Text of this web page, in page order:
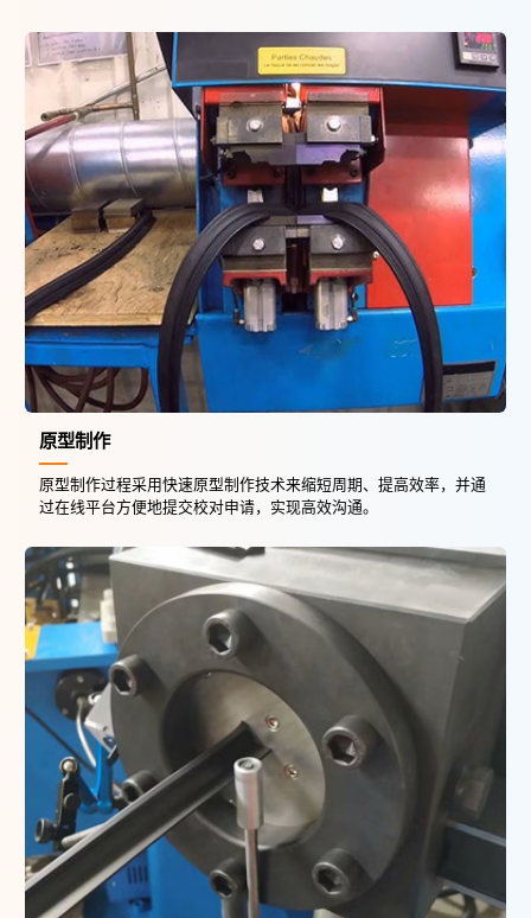
原型制作
原型制作过程采用快速原型制作技术来缩短周期、提高效率，并通
过在线平台方便地提交校对申请，实现高效沟通。